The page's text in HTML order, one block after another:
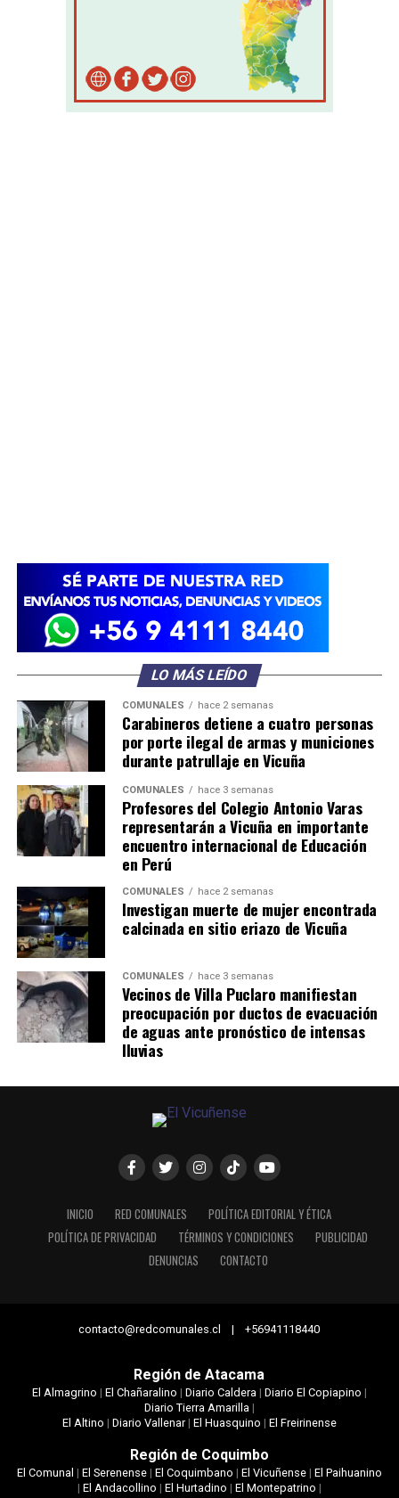
LO MÁS LEÍDO
COMUNALES hace 2 semanas
Carabineros detiene a cuatro personas
por porte ilegal de armas y municiones
durante patrullaje en Vicuña
COMUNALES hace 3 semanas
Profesores del Colegio Antonio Varas
representarán a Vicuña en importante
encuentro internacional de Educación
en Perú
COMUNALES hace 2 semanas
Investigan muerte de mujer encontrada
calcinada en sitio eriazo de Vicuña
COMUNALES hace 3 semanas
Vecinos de Villa Puclaro manifiestan
preocupación por ductos de evacuación
de aguas ante pronóstico de intensas
lluvias
INICIO RED COMUNALES
POLÍTICA EDITORIAL Y ÉTICA
POLÍTICA DE PRIVACIDAD
TÉRMINOS Y CONDICIONES
PUBLICIDAD
DENUNCIAS
CONTACTO
contacto@redcomunales.cl | +56941118440
Región de Atacama
El Almagrino | El Chañaralino | Diario Caldera | Diario El Copiapino |
Diario Tierra Amarilla |
El Altino | Diario Vallenar| El Huasquino | El Freirinense
Región de Coquimbo
El Comunal | El Serenense| El Coquimbano | El Vicuñense| El Paihuanino
| El Andacollino | El Hurtadino | El Montepatrino |